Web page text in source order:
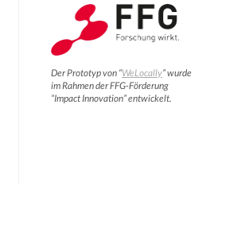
Der Prototyp von “WeLocally” wurde
im Rahmen der FFG-Förderung
“Impact Innovation” entwickelt.